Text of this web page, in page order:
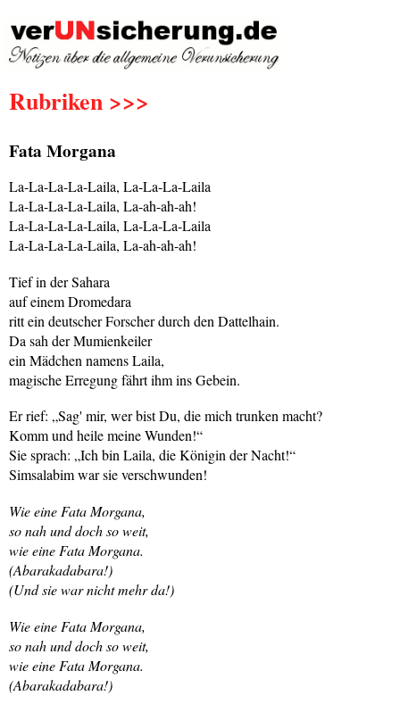
Rubriken >>>
Fata Morgana
La-La-La-La-Laila, La-La-La-Laila
La-La-La-La-Laila, La-ah-ah-ah!
La-La-La-La-Laila, La-La-La-Laila
La-La-La-La-Laila, La-ah-ah-ah!
Tief in der Sahara
auf einem Dromedara
ritt ein deutscher Forscher durch den Dattelhain.
Da sah der Mumienkeiler
ein Mädchen namens Laila,
magische Erregung fährt ihm ins Gebein.
Er rief: „Sag' mir, wer bist Du, die mich trunken macht?
Komm und heile meine Wunden!“
Sie sprach: „Ich bin Laila, die Königin der Nacht!“
Simsalabim war sie verschwunden!
Wie eine Fata Morgana,
so nah und doch so weit,
wie eine Fata Morgana.
(Abarakadabara!)
(Und sie war nicht mehr da!)
Wie eine Fata Morgana,
so nah und doch so weit,
wie eine Fata Morgana.
(Abarakadabara!)